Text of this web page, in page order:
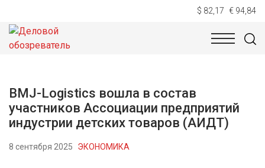
$ 82,17 € 94,84
НОВОСТИ
BMJ-Logistics вошла в состав
участников Ассоциации предприятий
индустрии детских товаров (АИДТ)
8 сентября 2025 ЭКОНОМИКА